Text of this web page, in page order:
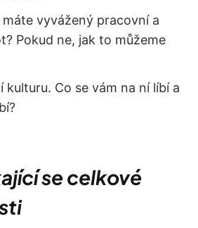
vyvážený pracovní a
Pokud ne, jak to můžeme
kulturu. Co se vám na ní líbí a
se celkové